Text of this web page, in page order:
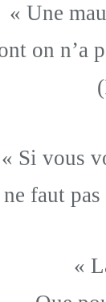
« Une
on n’a
« Si vous
faut
«